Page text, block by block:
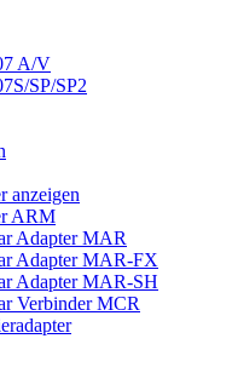
A/V
SP/SP2
anzeigen
ARM
Adapter MAR
Adapter MAR-FX
Adapter MAR-SH
Verbinder MCR